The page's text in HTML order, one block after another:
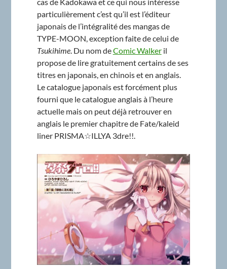
cas de Kadokawa et ce qui nous intéresse
particulièrement c’est qu’il est l’éditeur
japonais de l’intégralité des mangas de
TYPE-MOON, exception faite de celui de
Tsukihime. Du nom deComic Walkeril
propose de lire gratuitement certains de ses
titres en japonais, en chinois et en anglais.
Le catalogue japonais est forcément plus
fourni que le catalogue anglais à l’heure
actuelle mais on peut déjà retrouver en
anglais le premier chapitre de Fate/kaleid
liner PRISMA☆ILLYA 3dre!!.